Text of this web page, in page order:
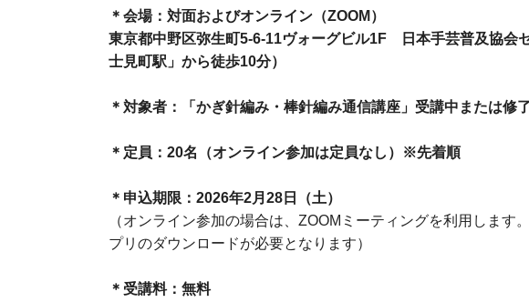
＊会場：対面およびオンライン（ZOOM）
東京都中野区弥生町5-6-11ヴォーグビル1F 日本手芸普及協会
士見町駅」から徒歩10分）
＊対象者：「かぎ針編み・棒針編み通信講座」受講中または修
＊定員：20名（オンライン参加は定員なし）※先着順
＊申込期限：2026年2月28日（土）
（オンライン参加の場合は、ZOOMミーティングを利用しま
プリのダウンロードが必要となります）
＊受講料：無料